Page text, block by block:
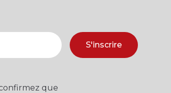
S'inscrire
que